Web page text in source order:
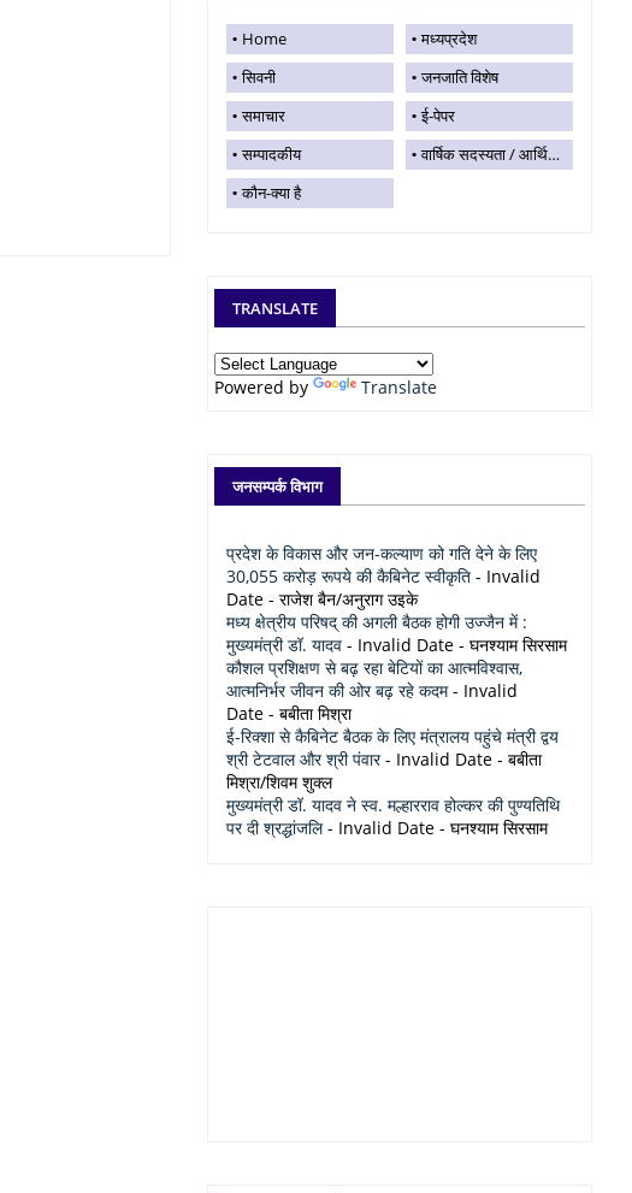
Home
मध्यप्रदेश
सिवनी
जनजाति विशेष
समाचार
ई-पेपर
सम्पादकीय
वार्षिक सदस्यता / आर्थिक सहयोग
कौन-क्या है
TRANSLATE
Powered by Translate
जनसम्पर्क विभाग
प्रदेश के विकास और जन-कल्याण को गति देने के लिए
30,055 करोड़ रूपये की कैबिनेट स्वीकृति - Invalid
Date - राजेश बैन/अनुराग उइके
मध्य क्षेत्रीय परिषद् की अगली बैठक होगी उज्जैन में :
मुख्यमंत्री डॉ. यादव - Invalid Date - घनश्याम सिरसाम
कौशल प्रशिक्षण से बढ़ रहा बेटियों का आत्मविश्वास,
आत्मनिर्भर जीवन की ओर बढ़ रहे कदम- Invalid
Date - बबीता मिश्रा
ई-रिक्शा से कैबिनेट बैठक के लिए मंत्रालय पहुंचे मंत्री द्वय
श्री टेटवाल और श्री पंवार- Invalid Date - बबीता
मिश्रा/शिवम शुक्ल
मुख्यमंत्री डॉ. यादव ने स्व. मल्हारराव होल्कर की पुण्यतिथि
पर दी श्रद्धांजलि- Invalid Date - घनश्याम सिरसाम